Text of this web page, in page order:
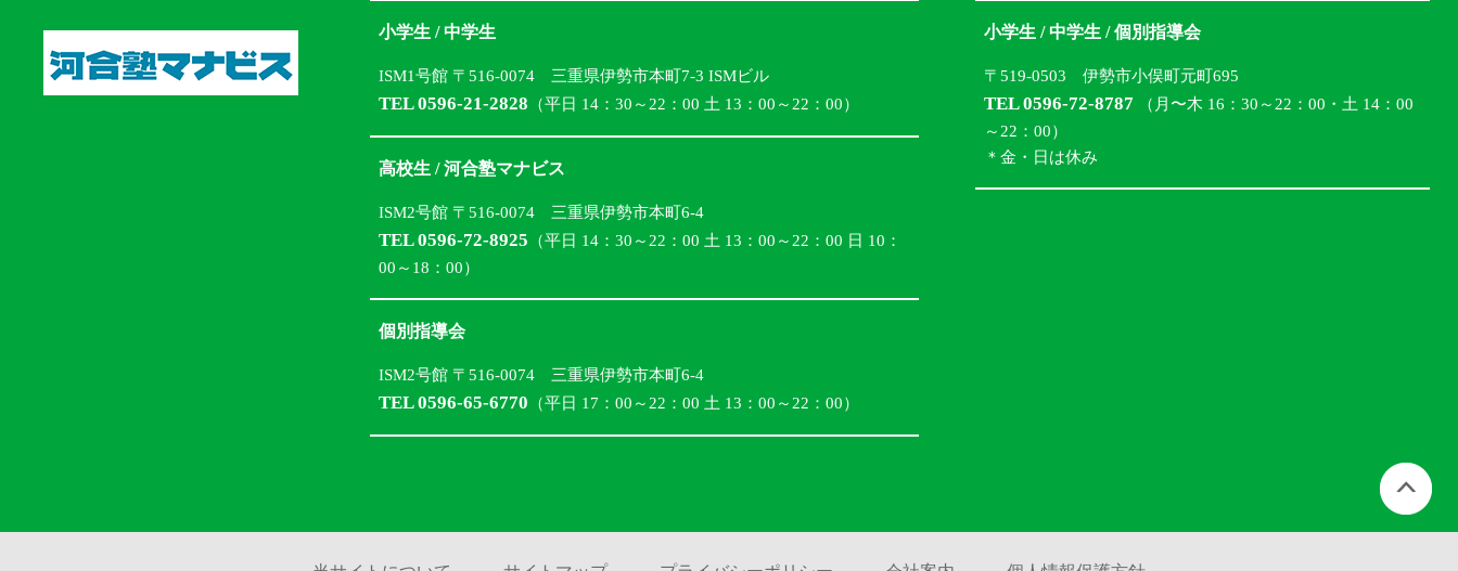
小学生 / 中学生
ISM1号館 〒516-0074 三重県伊勢市本町7-3 ISMビル
TEL 0596-21-2828 （平日 14：30～22：00 土 13：00～22：00）
高校生 / 河合塾マナビス
ISM2号館 〒516-0074 三重県伊勢市本町6-4
TEL 0596-72-8925 （平日 14：30～22：00 土 13：00～22：00 日 10：
00～18：00）
個別指導会
ISM2号館 〒516-0074 三重県伊勢市本町6-4
TEL 0596-65-6770 （平日 17：00～22：00 土 13：00～22：00）
小学生 / 中学生 / 個別指導会
〒519-0503 伊勢市小俣町元町695
TEL 0596-72-8787 （月〜木 16：30～22：00・土 14：00
～22：00）
＊金・日は休み